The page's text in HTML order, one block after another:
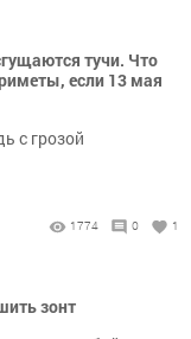
тучи. Что
если 13 мая
с грозой
1774 0 1
зонт